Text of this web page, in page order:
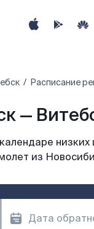
Расписание
—
низких
из